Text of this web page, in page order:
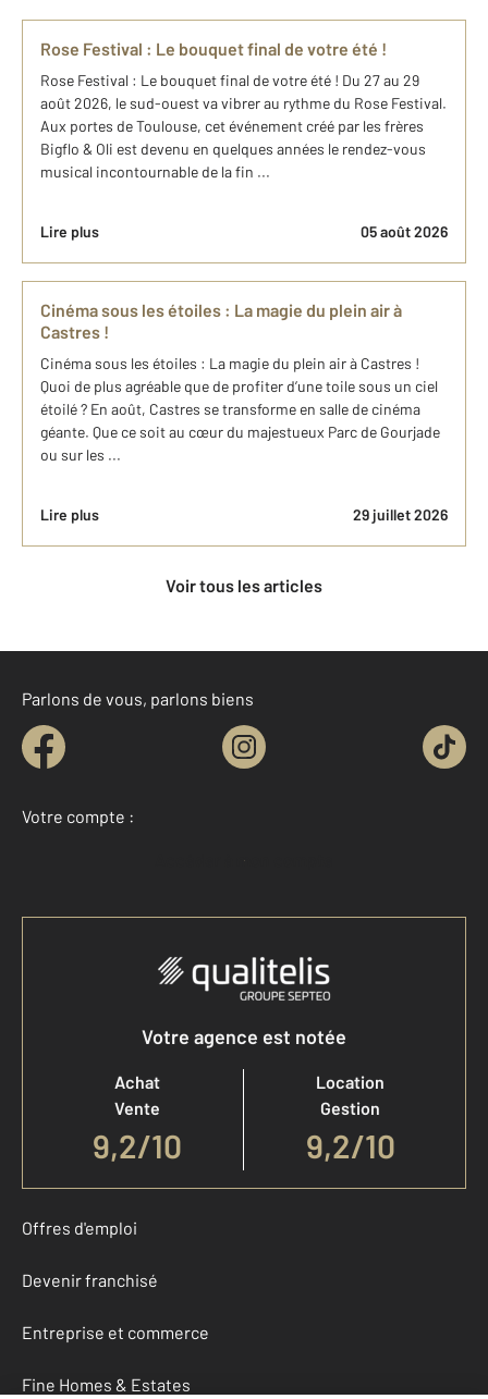
Rose Festival : Le bouquet final de votre été !
Rose Festival : Le bouquet final de votre été ! Du 27 au 29
août 2026, le sud-ouest va vibrer au rythme du Rose Festival.
Aux portes de Toulouse, cet événement créé par les frères
Bigflo & Oli est devenu en quelques années le rendez-vous
musical incontournable de la fin ...
Lire plus 05 août 2026
Cinéma sous les étoiles : La magie du plein air à
Castres !
Cinéma sous les étoiles : La magie du plein air à Castres !
Quoi de plus agréable que de profiter d’une toile sous un ciel
étoilé ? En août, Castres se transforme en salle de cinéma
géante. Que ce soit au cœur du majestueux Parc de Gourjade
ou sur les ...
Lire plus 29 juillet 2026
Voir tous les articles
Parlons de vous, parlons biens
Votre compte :
Accéder à mon compte
Votre agence est notée
Achat
Vente
9,2/10
Location
Gestion
9,2/10
Offres d'emploi
Devenir franchisé
Entreprise et commerce
Fine Homes & Estates